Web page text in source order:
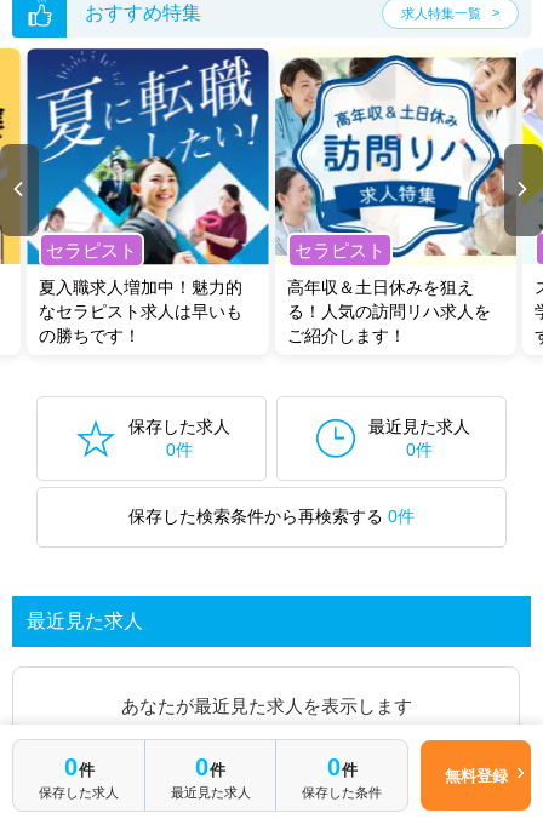
おすすめ特集 求人特集一覧
セラピスト
夏入職求人増加中！魅力的
なセラピスト求人は早いも
の勝ちです！
セラピスト
高年収＆土日休みを狙え
る！人気の訪問リハ求人を
ご紹介します！
保存した求人
0件
最近見た求人
0件
保存した検索条件から再検索する 0件
最近見た求人
あなたが最近見た求人を表示します
求人を探してみる
0件
保存した求人
0件
最近見た求人
0件
保存した条件
無料登録